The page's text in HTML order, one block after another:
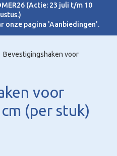
(Actie: 23 juli t/m 10
onze pagina 'Aanbiedingen'.
Bevestigingshaken voor
voor
(per stuk)